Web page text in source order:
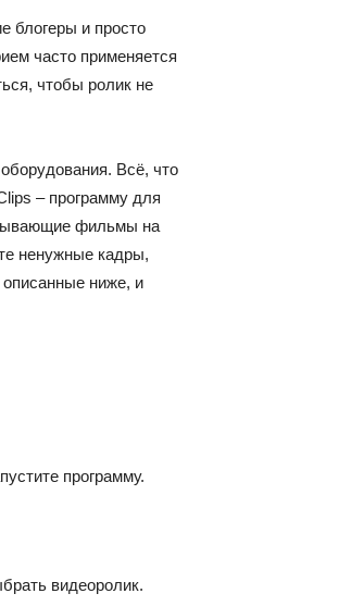
блогеры и просто
часто применяется
чтобы ролик не
Всё, что
– программу для
фильмы на
ненужные кадры,
ниже, и
программу.
видеоролик.